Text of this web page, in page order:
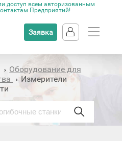
доступ всем авторизованным
Предприятий!
Заявка
› Оборудование для
› Измерители